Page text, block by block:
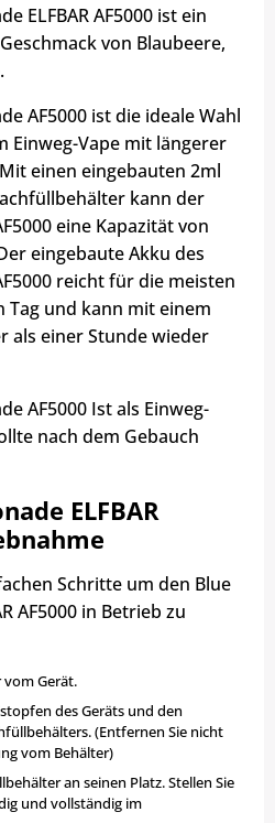
ELFBAR AF5000 ist ein
von Blaubeere,
AF5000 ist die ideale Wahl
Einweg-Vape mit längerer
einen eingebauten 2ml
kann der
eine Kapazität von
eingebaute Akku des
reicht für die meisten
Tag und kann mit einem
als einer Stunde wieder
AF5000 Ist als Einweg-
nach dem Gebauch
ELFBAR
Schritte um den Blue
AF5000 in Betrieb zu
vom Gerät.
des Geräts und den
(Entfernen Sie nicht
vom Behälter)
an seinen Platz. Stellen Sie
und vollständig im